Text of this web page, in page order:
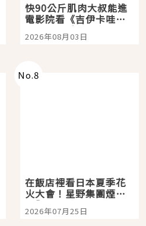
快90公斤肌肉大叔能進
電影院看《吉伊卡哇》
嗎？日本重金屬樂團
「打首」會長與nagano
2026年08月03日
No.8
在飯店裡看日本夏季花
火大會！星野集團煙火
景觀飯店6選，讓你不用
人擠人悠閒欣賞
2026年07月25日